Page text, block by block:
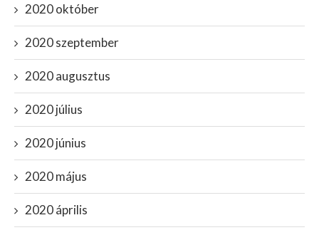
2020 október
2020 szeptember
2020 augusztus
2020 július
2020 június
2020 május
2020 április